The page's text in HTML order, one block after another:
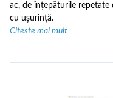
ac, de înțepăturile repetate
cu ușurință.
Citeste mai mult